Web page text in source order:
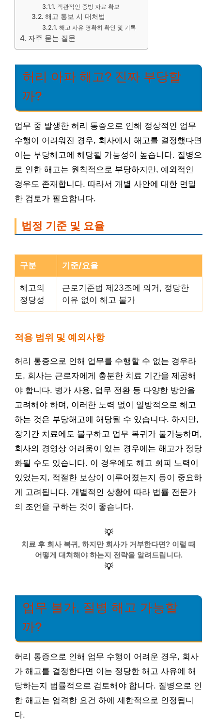
객관적인 증빙 자료 확보
해고 통보 시 대처법
해고 사유 명확히 확인 및 기록
자주 묻는 질문
허리 아파 해고? 진짜 부당할
까?
업무 중 발생한 허리 통증으로 인해 정상적인 업무
수행이 어려워진 경우, 회사에서 해고를 결정했다면
이는 부당해고에 해당될 가능성이 높습니다. 질병으
로 인한 해고는 원칙적으로 부당하지만, 예외적인
경우도 존재합니다. 따라서 개별 사안에 대한 면밀
한 검토가 필요합니다.
법정 기준 및 요율
구분 기준/요율
해고의
정당성
근로기준법 제23조에 의거, 정당한
이유 없이 해고 불가
적용 범위 및 예외사항
허리 통증으로 인해 업무를 수행할 수 없는 경우라
도, 회사는 근로자에게 충분한 치료 기간을 제공해
야 합니다. 병가 사용, 업무 전환 등 다양한 방안을
고려해야 하며, 이러한 노력 없이 일방적으로 해고
하는 것은 부당해고에 해당될 수 있습니다. 하지만,
장기간 치료에도 불구하고 업무 복귀가 불가능하며,
회사의 경영상 어려움이 있는 경우에는 해고가 정당
화될 수도 있습니다. 이 경우에도 해고 회피 노력이
있었는지, 적절한 보상이 이루어졌는지 등이 중요하
게 고려됩니다. 개별적인 상황에 따라 법률 전문가
의 조언을 구하는 것이 좋습니다.
💡
치료 후 회사 복귀, 하지만 회사가 거부한다면? 이럴 때
어떻게 대처해야 하는지 전략을 알려드립니다.
💡
업무 불가, 질병 해고 가능할
까?
허리 통증으로 인해 업무 수행이 어려운 경우, 회사
가 해고를 결정한다면 이는 정당한 해고 사유에 해
당하는지 법률적으로 검토해야 합니다. 질병으로 인
한 해고는 엄격한 요건 하에 제한적으로 인정됩니
다.